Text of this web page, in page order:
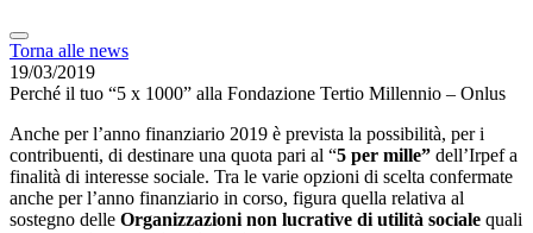
Torna alle news
19/03/2019
Perché il tuo “5 x 1000” alla Fondazione Tertio Millennio – Onlus
Anche per l’anno finanziario 2019 è prevista la possibilità, per i
contribuenti, di destinare una quota pari al “5 per mille” dell’Irpef a
finalità di interesse sociale. Tra le varie opzioni di scelta confermate
anche per l’anno finanziario in corso, figura quella relativa al
sostegno delle Organizzazioni non lucrative di utilità sociale quali